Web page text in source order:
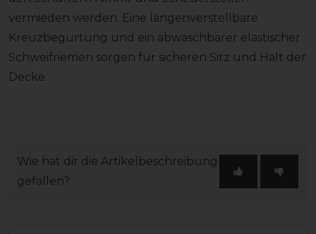
vermieden werden. Eine längenverstellbare
Kreuzbegurtung und ein abwaschbarer elastischer
Schweifriemen sorgen für sicheren Sitz und Halt der
Decke.
Wie hat dir die Artikelbeschreibung
gefallen?